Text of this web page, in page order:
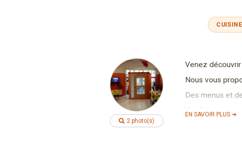
2 photo(s)
EN SAVOIR PLUS ➜
Venez
Nous vous
Des menus et
Une large